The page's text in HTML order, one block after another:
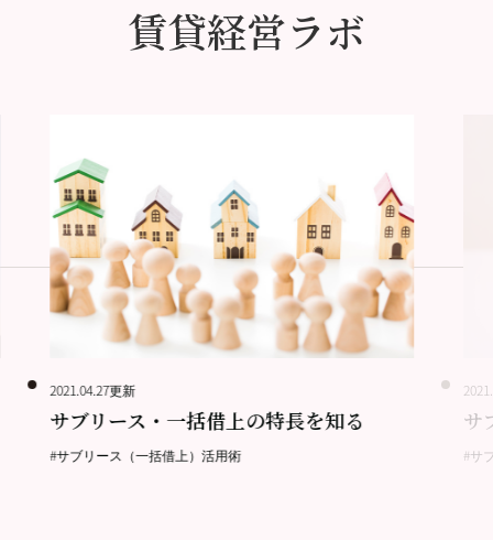
賃貸経営ラボ
2021.04.27更新
サブリース・一括借上の特長を知る
#サブリース（一括借上）活用術
サ
#サ